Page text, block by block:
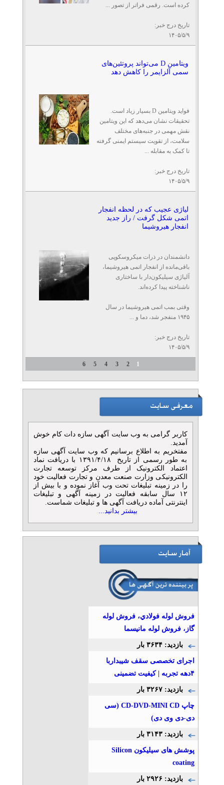
کرده است. رقمی فراتر از تصور ...
تاریخ درج خبر:
۱۴۰۵/۵/۹
ویتامین D می‌تواند پروتئین‌های
سمی آلزایمر را کاهش دهد
فواید ویتامین D بسیار زیاد است.
تحقیقات نشان می‌دهد که این ویتامین
نقش مهمی در جنبه‌های مختلف
سلامت، از تقویت سیستم ایمنی گرفته
تا کمک به مقابله ...
تاریخ درج خبر:
۱۴۰۵/۵/۹
لیاژی عجیب که در لحظه انفجار
اتمی شکل گرفت / راز جدید
انفجار هیروشیما
دانشمندان در ذرات میکروسکوپی
باقی‌مانده از انفجار اتمی هیروشیما،
آلیاژی سیلیکون‌دار با ساختاری
ناشناخته پیدا کرده‌اند.
وقتی بمب اتمی هیروشیما در سال
۱۹۴۵ منفجر شد، دما و ...
تاریخ درج خبر:
۱۴۰۵/۵/۹
1
2
3
4
5
6
کاربر گرامی به وب سایت آگهی سازه دات کام خوش
آمدید.
مفتخریم به اطلاع برسانیم که وب سایت آگهی سازه
به طور رسمی از تاریخ ۱۳۹۱/۴/۱۸ با دریافت نماد
اعتماد الکترونیک از طرف مرکز توسعه تجارت
الکترونیکی وزارت صنعت معدن و تجارت فعالیت خود
را در زمینه تبلیغات تحت وب آغاز نموده و با بیش از
۱۲ سال سابقه فعالیت در زمینه آگهی و تبلیغات
اینترنتی آماده دریافت آگهی ها و تبلیغات شماست.
بیشتر بدانید...
فروش لوله فولادي، فروش لوله
گاز، فروش لوله مانيسما
بازدید: ۳۶۳۴ بار
اجرای تخصصی سقف شیبداربا
۴دهه تجربه | کیفیت تضمینی
بازدید: ۳۲۶۷ بار
چاپ CD-DVD-MINI CD (سی
دی-دی وی دی)
بازدید: ۳۱۴۳ بار
پوشش های سیلیکون Silicon
coating
بازدید: ۲۹۲۶ بار